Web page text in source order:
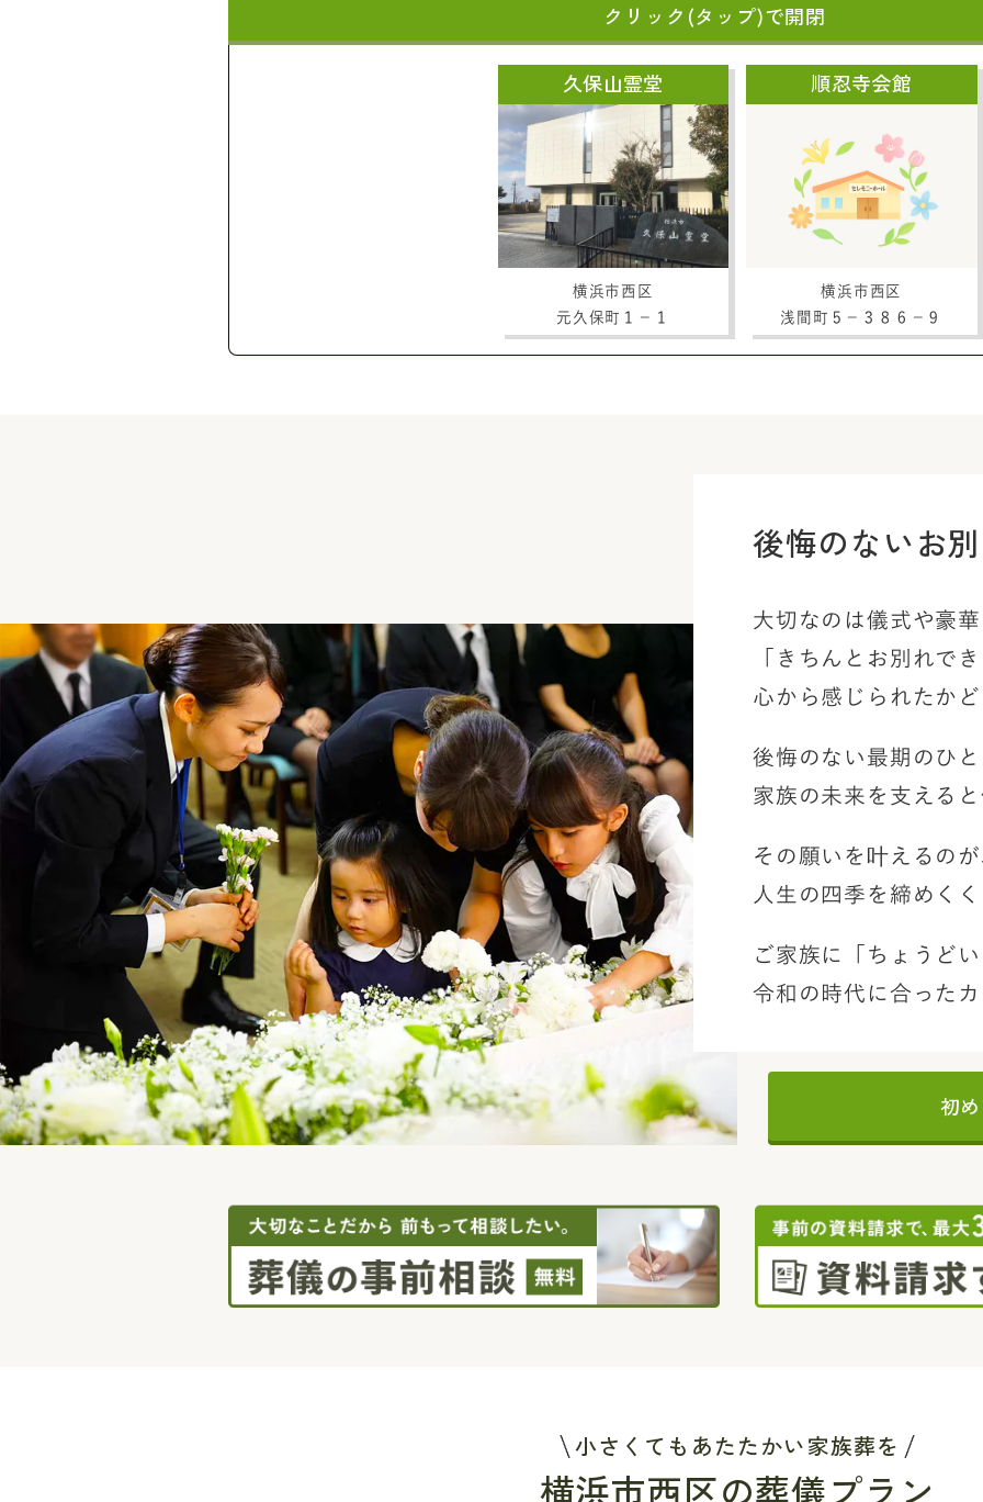
クリック(タップ)で開閉
久保山霊堂
横浜市西区
元久保町１－１
順忍寺会館
横浜市西区
浅間町５－３８６－９
後悔のないお
大切なのは儀式や豪
「きちんとお別れで
心から感じられたか
後悔のない最期のひ
家族の未来を支える
その願いを叶えるの
人生の四季を締めく
ご家族に「ちょうど
令和の時代に合った
初
小さくてもあたたかい家族葬を
横浜市西区の葬儀プラン